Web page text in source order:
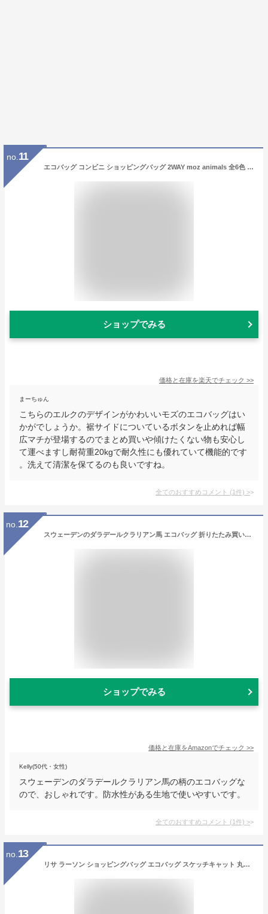
no. 11
エコバッグ コンビニ ショッピングバッグ 2WAY moz animals 全6色 53×40cm 耐荷重20kg お買い物バッグ 洗える おしゃれ 北欧 エルク 折りたたみ モズ スウェーデン メール便可
ショップでみる
価格と在庫を楽天でチェック >>
まーちゅん
こちらのエルクのデザインがかわいいモズのエコバッグはい
かがでしょうか。裾サイドについているボタンを止めれば幅
広マチが登場するのでまとめ買いや傾けたくない物も安心し
て運べますし耐荷重20kgで耐久性にも優れていて機能的です
。洗えて清潔を保てるのも良いですね。
全てのおすすめコメント (1件) >
no. 12
スウェーデンのダラデールクラリアン馬 エコバッグ 折りたたみ買い物袋 エコバッグ 防水素材 大容量 軽量 コンビニバッグ 買い物バッグ コンパクト 収納 水や汚れにも強い
ショップでみる
価格と在庫をAmazonでチェック >>
Kelly(50代・女性)
スウェーデンのダラデールクラリアン馬の柄のエコバッグな
ので、おしゃれです。防水性がある生地で使いやすいです。
全てのおすすめコメント (1件) >
no. 13
リサ ラーソン ショッピングバッグ エコバッグ スケッチキャット 丸眞 プレゼント キャラクター グッズ メール便可 シネマコレクション